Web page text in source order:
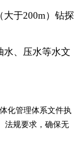
大于200m）钻探
水、压水等水文
化管理体系文件执
法规要求，确保无